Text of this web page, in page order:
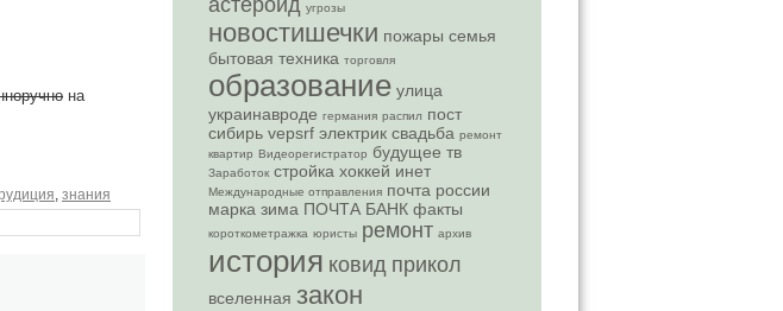
на
, знания
астероид угрозы
новостишечки пожары семья
бытовая техника торговля
образование улица
украинавроде германия распил пост
сибирь vepsrf электрик свадьба ремонт
квартир Видеорегистратор будущее тв
Заработок стройка хоккей инет
Международные отправления почта россии
марка зима ПОЧТА БАНК факты
короткометражка юристы ремонт архив
история ковид прикол
вселенная закон